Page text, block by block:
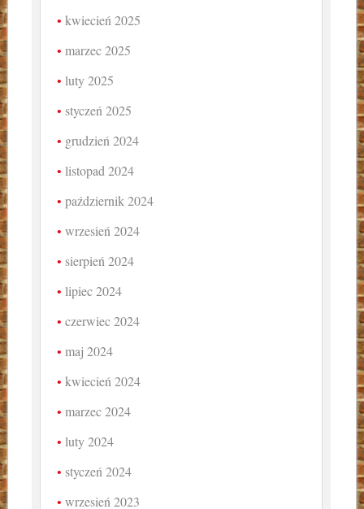
kwiecień 2025
marzec 2025
luty 2025
styczeń 2025
grudzień 2024
listopad 2024
październik 2024
wrzesień 2024
sierpień 2024
lipiec 2024
czerwiec 2024
maj 2024
kwiecień 2024
marzec 2024
luty 2024
styczeń 2024
wrzesień 2023